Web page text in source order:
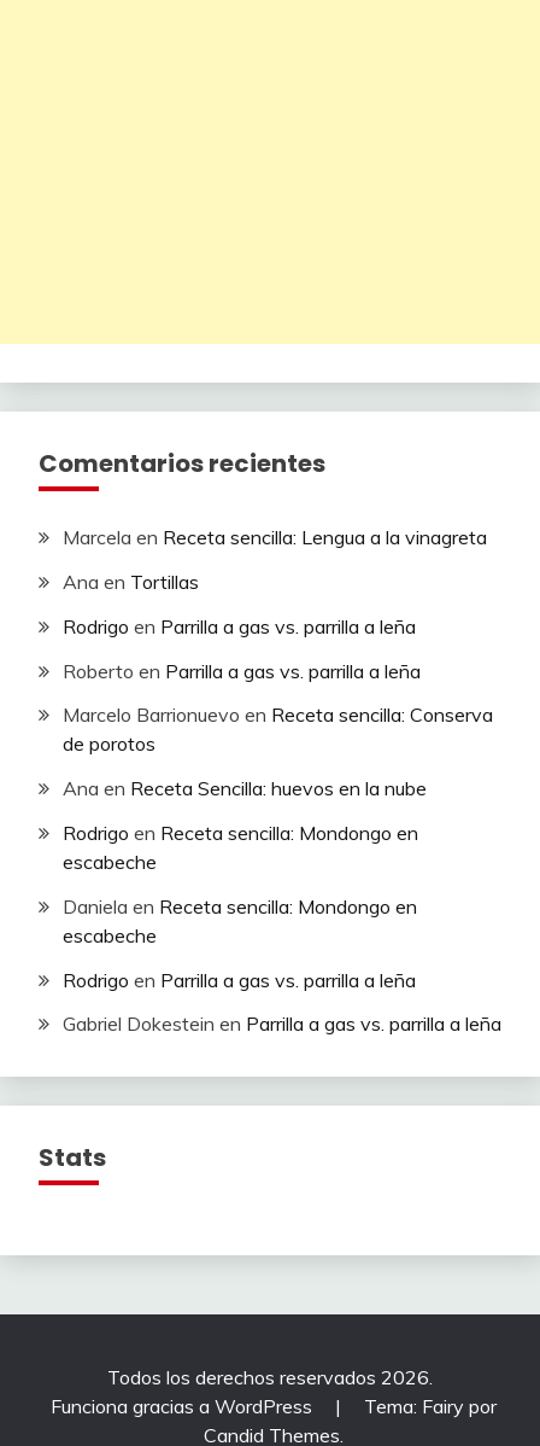
Comentarios recientes
Marcela en Receta sencilla: Lengua a la vinagreta
Ana en Tortillas
Rodrigo en Parrilla a gas vs. parrilla a leña
Roberto en Parrilla a gas vs. parrilla a leña
Marcelo Barrionuevo en Receta sencilla: Conserva
de porotos
Ana en Receta Sencilla: huevos en la nube
Rodrigo en Receta sencilla: Mondongo en
escabeche
Daniela en Receta sencilla: Mondongo en
escabeche
Rodrigo en Parrilla a gas vs. parrilla a leña
Gabriel Dokestein en Parrilla a gas vs. parrilla a leña
Stats
Todos los derechos reservados 2026.
Funciona gracias a WordPress
|
Tema: Fairy por
Candid Themes.